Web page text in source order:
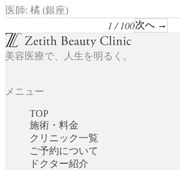
医師: 橘 (銀座)
1 / 100次へ →
美容医療で、人生を明るく。
メニュー
TOP
施術・料金
クリニック一覧
ご予約について
ドクター紹介